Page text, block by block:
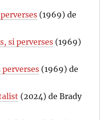
(1969) de
si perverses (1969)
perverses (1969) de
(2024) de Brady